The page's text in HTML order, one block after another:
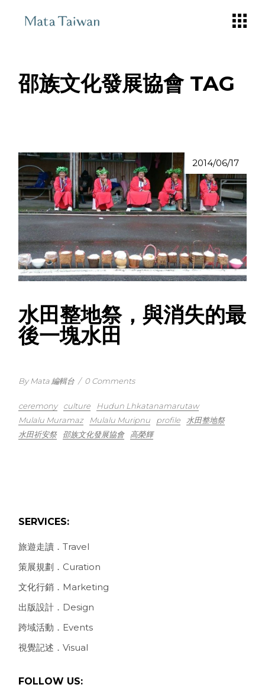
邵族文化發展協會 TAG
2014/06/17
水田整地祭，與消失的最
後一塊水田
By Mata 編輯台 / 0 Comments
ceremony culture
Hudun Lhkatanamarutaw
Mulalu Muramaz
Mulalu Muripnu profile
水田整地祭
水田祈安祭
邵族文化發展協會 高榮輝
SERVICES:
旅遊走讀．Travel
策展規劃．Curation
文化行銷．Marketing
出版設計．Design
跨域活動．Events
視覺記述．Visual
FOLLOW US: